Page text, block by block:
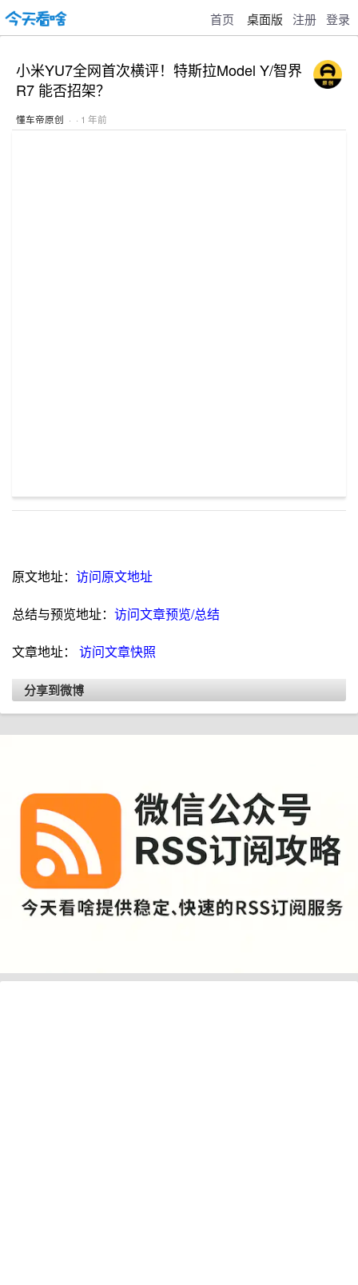
首页 桌面版 注册 登录
小米YU7全网首次横评！特斯拉Model Y/智界
R7 能否招架？
懂车帝原创 · · 1 年前
原文地址： 访问原文地址
总结与预览地址： 访问文章预览/总结
文章地址： 访问文章快照
分享到微博